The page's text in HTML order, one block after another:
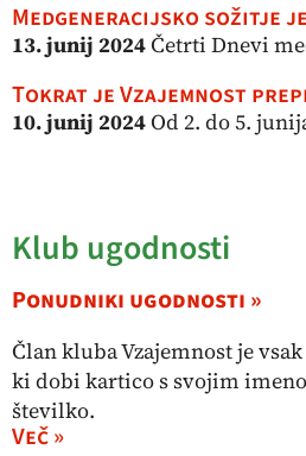
Medgeneracijsko sožitje
13. junij 2024Četrti Dnevi
Tokrat je Vzajemnost
10. junij 2024Od 2. do 5.
Klub ugodnosti
Ponudniki ugodnosti »
Član kluba Vzajemnost je
ki dobi kartico s svojim
številko.
Več »